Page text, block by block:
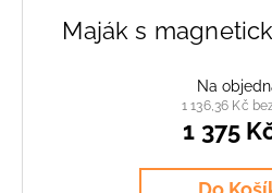
Maják s
Na
1 136,36 Kč
1 375